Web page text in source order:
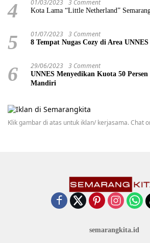
4 01/03/2023 3 Comment
Kota Lama “Little Netherland”
5 01/07/2023 3 Comment
8 Tempat Nugas Cozy di Area UNNES
6 29/06/2023 3 Comment
UNNES Menyedikan Kuota 50
Mandiri
Klik gambar di atas untuk iklan/ kerjasama. Chat
semarangkita.id